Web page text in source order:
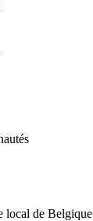
de Belgique